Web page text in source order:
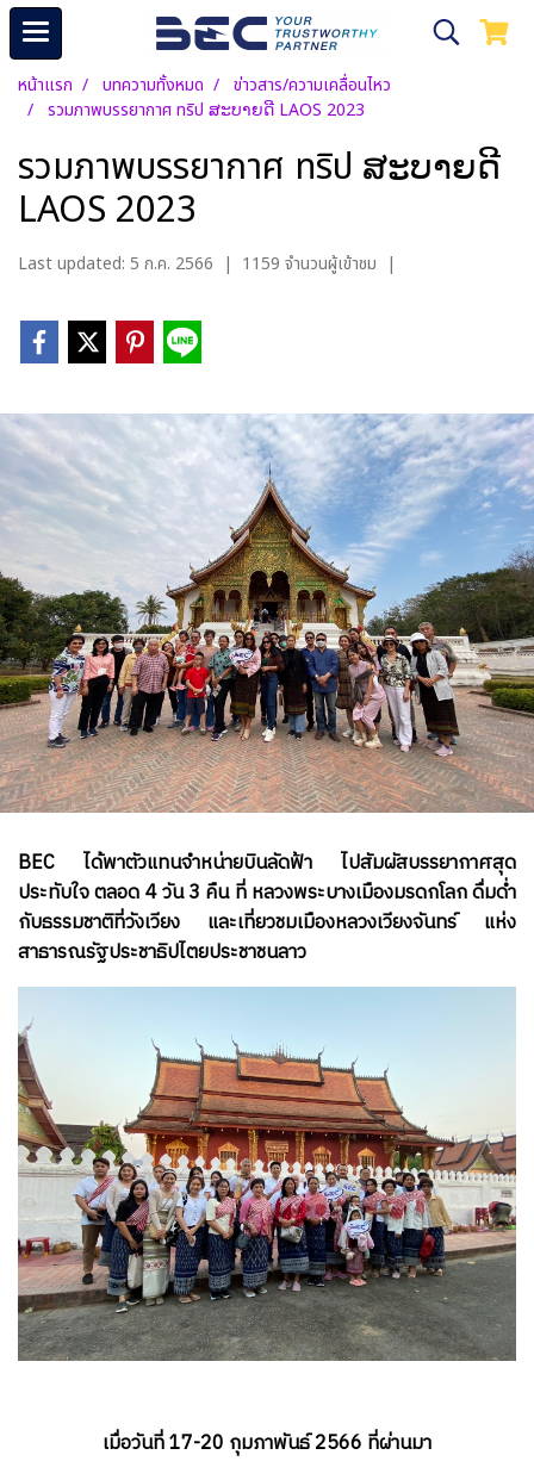
หน้าแรก บทความทั้งหมด
ข่าวสาร/ความเคลื่อนไหว
รวมภาพบรรยากาศ ทริป ສະບາຍດີ LAOS 2023
รวมภาพบรรยากาศ ทริป ສະບາຍດີ
LAOS 2023
Last updated: 5 ก.ค. 2566 | 1159 จำนวนผู้เข้าชม |
BEC ได้พาตัวแทนจำหน่ายบินลัดฟ้า ไปสัมผัสบรรยากาศสุด
ประทับใจ ตลอด 4 วัน 3 คืน ที่ หลวงพระบางเมืองมรดกโลก ดื่มด่ำ
กับธรรมชาติที่วังเวียง และเที่ยวชมเมืองหลวงเวียงจันทร์ แห่ง
สาธารณรัฐประชาธิปไตยประชาชนลาว
เมื่อวันที่ 17-20 กุมภาพันธ์ 2566 ที่ผ่านมา